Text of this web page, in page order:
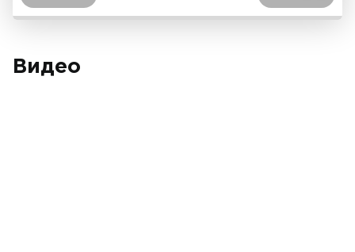
Видео